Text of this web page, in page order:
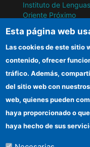
Instituto de
Oriente Próximo
Instituto de Políticas
IH
Sede electrónica CSIC
Información para
Organismos
Esta página web
Las cookies de este sitio
contenido, ofrecer
tráfico. Además,
del sitio web con
web, quienes pueden
haya proporcionado o
haya hecho de sus